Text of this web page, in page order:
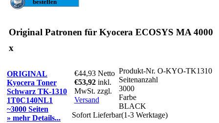
Original Patronen für Kyocera ECOSYS MA 4000
x
ORIGINAL
Kyocera Toner
Schwarz TK-1310
1T0C140NL1
~3000 Seiten
» mehr Details...
€44,93 Netto
€53,92 inkl.
MwSt. zzgl.
Versand
Produkt-Nr. O-KYO-TK1310
Seitenanzahl
3000
Farbe
BLACK
Sofort Lieferbar(1-3 Werktage)